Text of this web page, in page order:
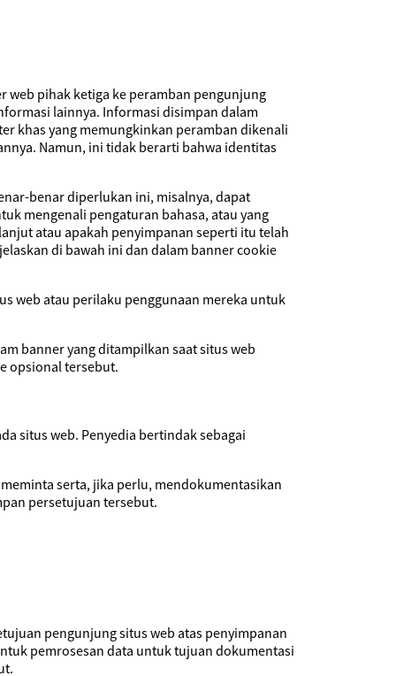
web pihak ketiga ke peramban pengunjung
lainnya. Informasi disimpan dalam
khas yang memungkinkan peramban dikenali
Namun, ini tidak berarti bahwa identitas
benar diperlukan ini, misalnya, dapat
mengenali pengaturan bahasa, atau yang
atau apakah penyimpanan seperti itu telah
di bawah ini dan dalam banner cookie
web atau perilaku penggunaan mereka untuk
banner yang ditampilkan saat situs web
opsional tersebut.
situs web. Penyedia bertindak sebagai
serta, jika perlu, mendokumentasikan
persetujuan tersebut.
pengunjung situs web atas penyimpanan
pemrosesan data untuk tujuan dokumentasi